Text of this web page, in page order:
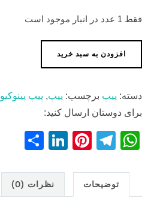
فقط 1 عدد در انبار موجود است
افزودن به سبد خرید
دسته: پیپ برچسب: پیپ, پیپ پینوکیو
برای دوستان ارسال کنید:
W
at
T
e
Pi
er
e
Li
k
e
ar
e
توضیحات نظرات (0)